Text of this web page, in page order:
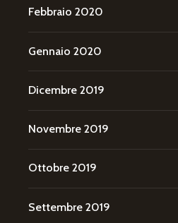
Febbraio 2020
Gennaio 2020
Dicembre 2019
Novembre 2019
Ottobre 2019
Settembre 2019